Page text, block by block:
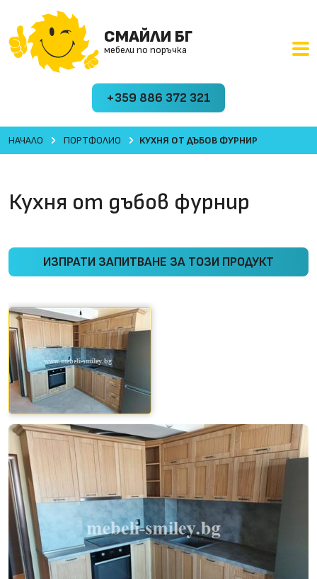
СМАЙЛИ БГ
мебели по поръчка
+359 886 372 321
НАЧАЛО ПОРТФОЛИО КУХНЯ ОТ ДЪБОВ ФУРНИР
Кухня от дъбов фурнир
ИЗПРАТИ ЗАПИТВАНЕ ЗА ТОЗИ ПРОДУКТ